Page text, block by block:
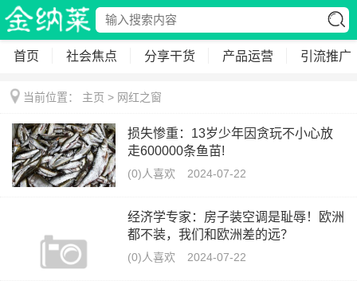
首页 社会焦点 分享干货 产品运营 引流推广
当前位置： 主页 > 网红之窗
损失惨重：13岁少年因贪玩不小心放
走600000条鱼苗!
(0)人喜欢 2024-07-22
经济学专家：房子装空调是耻辱！欧洲
都不装，我们和欧洲差的远？
(0)人喜欢 2024-07-22